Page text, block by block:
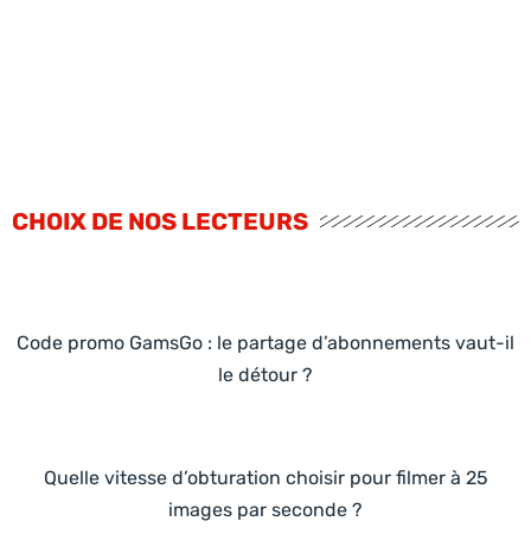
CHOIX DE NOS LECTEURS
Code promo GamsGo : le partage d’abonnements vaut-il
le détour ?
Quelle vitesse d’obturation choisir pour filmer à 25
images par seconde ?